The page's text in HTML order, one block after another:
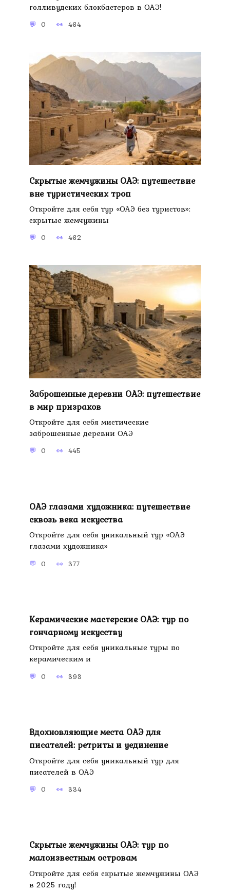
голливудских блокбастеров в ОАЭ!
0 464
Скрытые жемчужины ОАЭ: путешествие
вне туристических троп
Откройте для себя тур «ОАЭ без туристов»:
скрытые жемчужины
0 462
Заброшенные деревни ОАЭ: путешествие
в мир призраков
Откройте для себя мистические
заброшенные деревни ОАЭ
0 445
ОАЭ глазами художника: путешествие
сквозь века искусства
Откройте для себя уникальный тур «ОАЭ
глазами художника»
0 377
Керамические мастерские ОАЭ: тур по
гончарному искусству
Откройте для себя уникальные туры по
керамическим и
0 393
Вдохновляющие места ОАЭ для
писателей: ретриты и уединение
Откройте для себя уникальный тур для
писателей в ОАЭ
0 334
Скрытые жемчужины ОАЭ: тур по
малоизвестным островам
Откройте для себя скрытые жемчужины ОАЭ
в 2025 году!